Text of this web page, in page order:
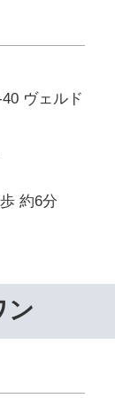
ヴェルド
約6分
ン